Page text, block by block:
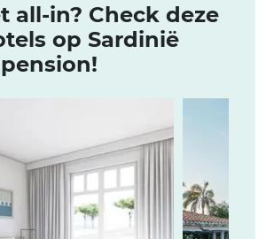
all-in? Check deze
op Sardinië